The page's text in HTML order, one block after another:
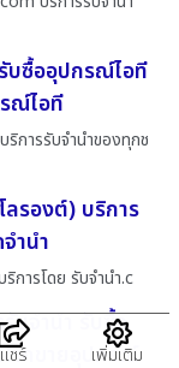
บซื้ออุปกรณ์ไอที
ณ์ไอที
ริการรับจำนำของทุกช
ลรองต์) บริการ
ำนำ
การโดย รับจํานํา.c
บจำนำ รับซื้อ
ากขายอุปกรณ์
แชร์ เพิ่มเติม